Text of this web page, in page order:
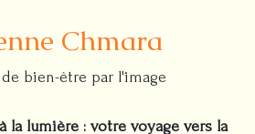
Chmara
bien-être par l'image
la lumière : votre voyage vers la